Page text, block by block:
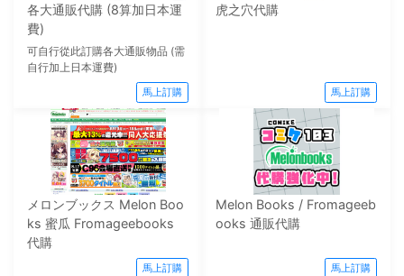
各大通販代購 (8算加日本運
費)
可自行從此訂購各大通販物品 (需
自行加上日本運費)
馬上訂購
虎之穴代購
馬上訂購
メロンブックス Melon Boo
ks 蜜瓜 Fromageebooks
代購
馬上訂購
Melon Books / Fromageeb
ooks 通販代購
馬上訂購